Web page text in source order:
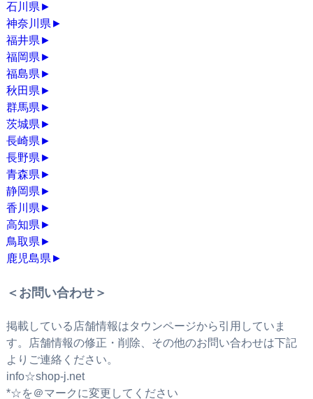
石川県 ►
神奈川県 ►
福井県 ►
福岡県 ►
福島県 ►
秋田県 ►
群馬県 ►
茨城県 ►
長崎県 ►
長野県 ►
青森県 ►
静岡県 ►
香川県 ►
高知県 ►
鳥取県 ►
鹿児島県 ►
＜お問い合わせ＞
掲載している店舗情報はタウンページから引用していま
す。店舗情報の修正・削除、その他のお問い合わせは下記
よりご連絡ください。
info☆shop-j.net
*☆を＠マークに変更してください